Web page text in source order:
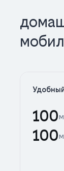
100
100